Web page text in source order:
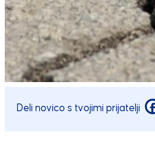
Deli novico s tvojimi prijatelji